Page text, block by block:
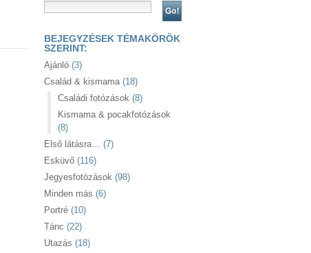
BEJEGYZÉSEK TÉMAKÖRÖK
SZERINT:
Ajánló (3)
Család & kismama(18)
Családi fotózások (8)
Kismama & pocakfotózások
(8)
Első látásra… (7)
Esküvő (116)
Jegyesfotózások (98)
Minden más (6)
Portré (10)
Tánc (22)
Utazás (18)